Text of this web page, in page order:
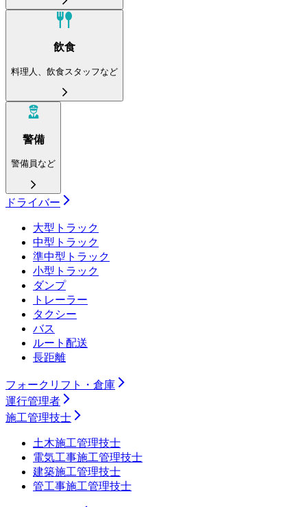
飲食
料理人、飲食スタッフなど
警備
警備員など
ドライバー
大型トラック
中型トラック
準中型トラック
小型トラック
ダンプ
トレーラー
タクシー
バス
ルート配送
長距離
フォークリフト・倉庫
運行管理者
施工管理技士
土木施工管理技士
電気工事施工管理技士
建築施工管理技士
管工事施工管理技士